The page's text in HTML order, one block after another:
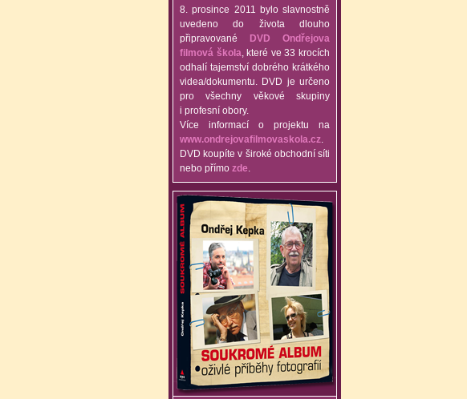
8. prosince 2011 bylo slavnostně
uvedeno do života dlouho
připravované
DVD Ondřejova
filmová škola, které ve 33 krocích
odhalí tajemství dobrého krátkého
videa/dokumentu. DVD je určeno
pro všechny věkové skupiny
i profesní obory.
Více informací o projektu na
www.ondrejovafilmovaskola.cz.
DVD koupíte v široké obchodní síti
nebo přímo zde.